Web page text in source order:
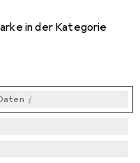
in der Kategorie
i